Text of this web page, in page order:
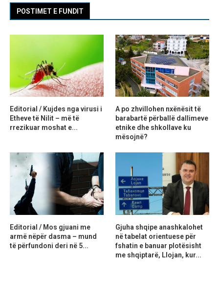
POSTIMET E FUNDIT
Editorial / Kujdes nga virusi i
Etheve të Nilit – më të
rrezikuar moshat e...
A po zhvillohen nxënësit të
barabartë përballë dallimeve
etnike dhe shkollave ku
mësojnë?
Editorial / Mos gjuani me
armë nëpër dasma – mund
të përfundoni deri në 5...
Gjuha shqipe anashkalohet
në tabelat orientuese për
fshatin e banuar plotësisht
me shqiptarë, Llojan, kur...